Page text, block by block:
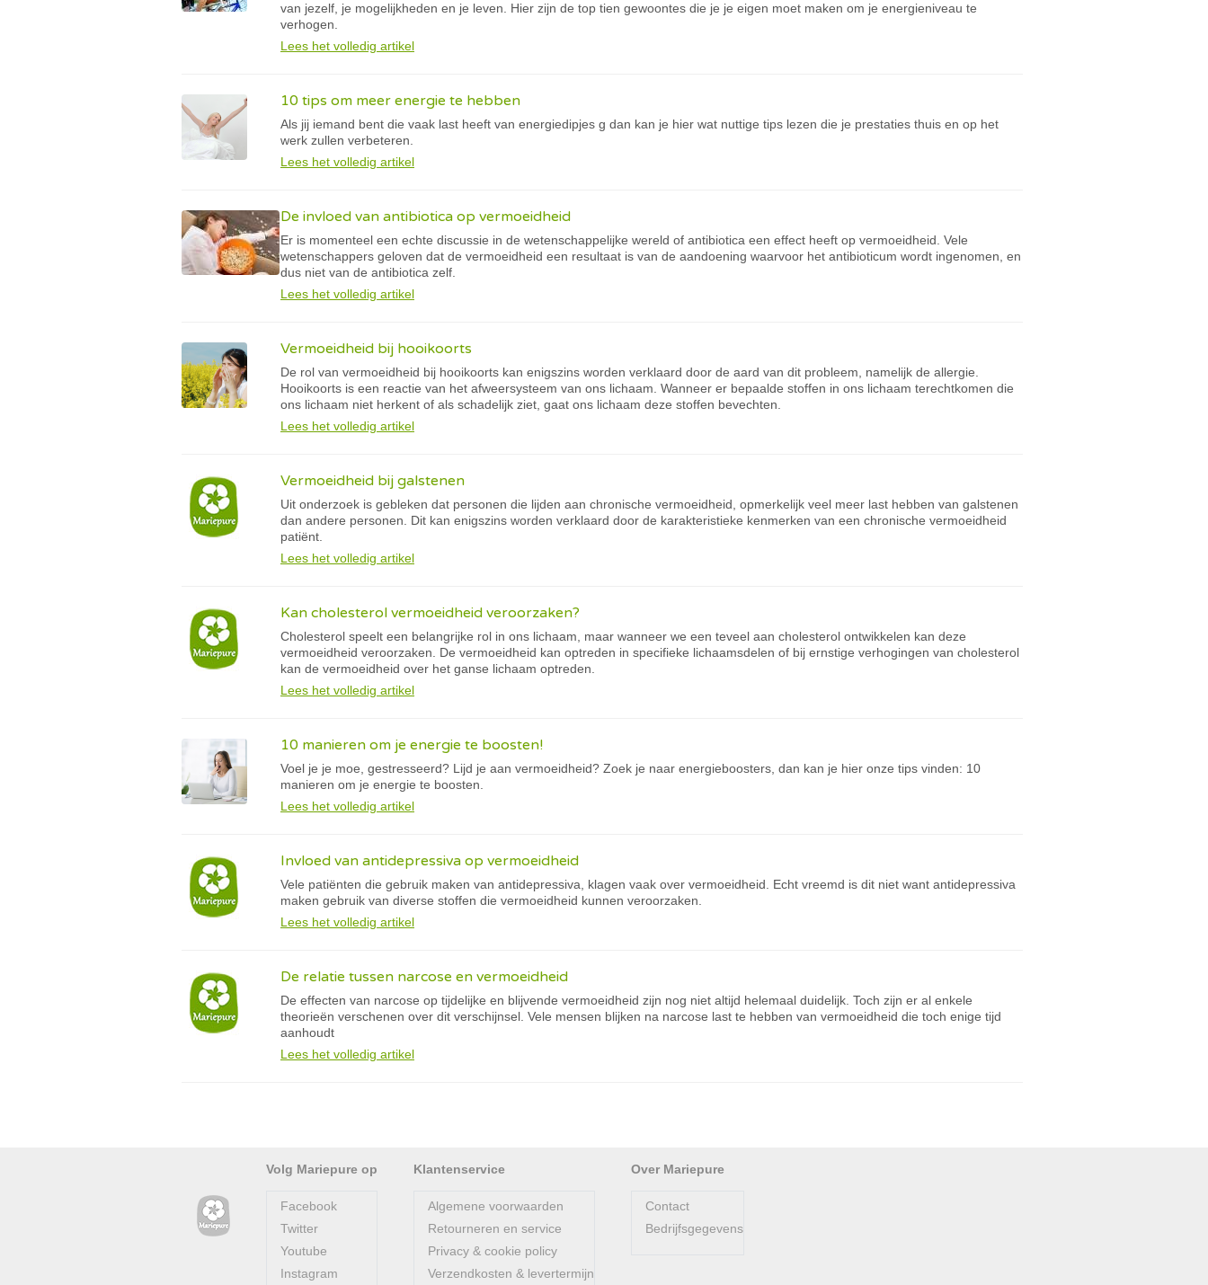
van jezelf, je mogelijkheden en je leven. Hier zijn de top tien gewoontes die je je eigen moet maken om je energieniveau te
verhogen.
Lees het volledig artikel
10 tips om meer energie te hebben
Als jij iemand bent die vaak last heeft van energiedipjes g dan kan je hier wat nuttige tips lezen die je prestaties thuis en op het
werk zullen verbeteren.
Lees het volledig artikel
De invloed van antibiotica op vermoeidheid
Er is momenteel een echte discussie in de wetenschappelijke wereld of antibiotica een effect heeft op vermoeidheid. Vele
wetenschappers geloven dat de vermoeidheid een resultaat is van de aandoening waarvoor het antibioticum wordt ingenomen, en
dus niet van de antibiotica zelf.
Lees het volledig artikel
Vermoeidheid bij hooikoorts
De rol van vermoeidheid bij hooikoorts kan enigszins worden verklaard door de aard van dit probleem, namelijk de allergie.
Hooikoorts is een reactie van het afweersysteem van ons lichaam. Wanneer er bepaalde stoffen in ons lichaam terechtkomen die
ons lichaam niet herkent of als schadelijk ziet, gaat ons lichaam deze stoffen bevechten.
Lees het volledig artikel
Vermoeidheid bij galstenen
Uit onderzoek is gebleken dat personen die lijden aan chronische vermoeidheid, opmerkelijk veel meer last hebben van galstenen
dan andere personen. Dit kan enigszins worden verklaard door de karakteristieke kenmerken van een chronische vermoeidheid
patiënt.
Lees het volledig artikel
Kan cholesterol vermoeidheid veroorzaken?
Cholesterol speelt een belangrijke rol in ons lichaam, maar wanneer we een teveel aan cholesterol ontwikkelen kan deze
vermoeidheid veroorzaken. De vermoeidheid kan optreden in specifieke lichaamsdelen of bij ernstige verhogingen van cholesterol
kan de vermoeidheid over het ganse lichaam optreden.
Lees het volledig artikel
10 manieren om je energie te boosten!
Voel je je moe, gestresseerd? Lijd je aan vermoeidheid? Zoek je naar energieboosters, dan kan je hier onze tips vinden: 10
manieren om je energie te boosten.
Lees het volledig artikel
Invloed van antidepressiva op vermoeidheid
Vele patiënten die gebruik maken van antidepressiva, klagen vaak over vermoeidheid. Echt vreemd is dit niet want antidepressiva
maken gebruik van diverse stoffen die vermoeidheid kunnen veroorzaken.
Lees het volledig artikel
De relatie tussen narcose en vermoeidheid
De effecten van narcose op tijdelijke en blijvende vermoeidheid zijn nog niet altijd helemaal duidelijk. Toch zijn er al enkele
theorieën verschenen over dit verschijnsel. Vele mensen blijken na narcose last te hebben van vermoeidheid die toch enige tijd
aanhoudt
Lees het volledig artikel
Volg Mariepure op
Facebook
Twitter
Youtube
Instagram
Klantenservice
Algemene voorwaarden
Retourneren en service
Privacy & cookie policy
Verzendkosten & levertermijn
Over Mariepure
Contact
Bedrijfsgegevens